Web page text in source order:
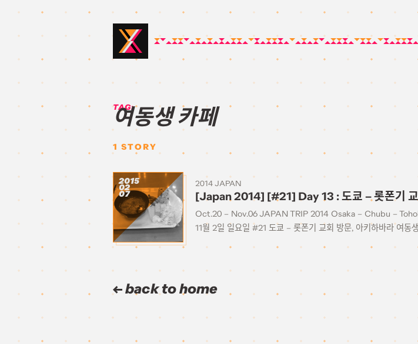
TAG:
여동생 카페
1 STORY
2015
02
07
2014 JAPAN
[Japan 2014] [#21] Day 13 : 도쿄 – 롯폰기 교
Oct.20 – Nov.06 JAPAN TRIP 2014 Osaka – Chubu –
11월 2일 일요일 #21 도쿄 – 롯폰기 교회 방문, 아키하바라 여
back to home